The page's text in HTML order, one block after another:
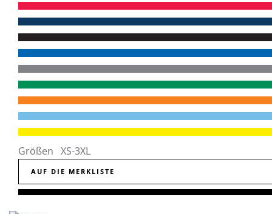
Größen XS-3XL
AUF DIE MERKLISTE